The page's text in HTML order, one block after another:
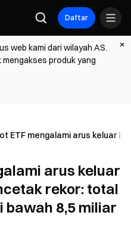
Daftar
web kami dari wilayah AS.
produk yang
ETF mengalami arus keluar
arus keluar
rekor: total
bawah 8,5 miliar